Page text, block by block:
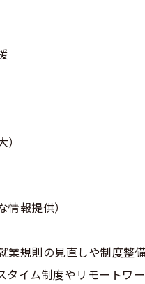
報提供）
規則の見直しや制度整
イム制度やリモートワ